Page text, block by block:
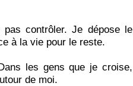
pas contrôler. Je dépose le
à la vie pour le reste.
les gens que je croise,
de moi.